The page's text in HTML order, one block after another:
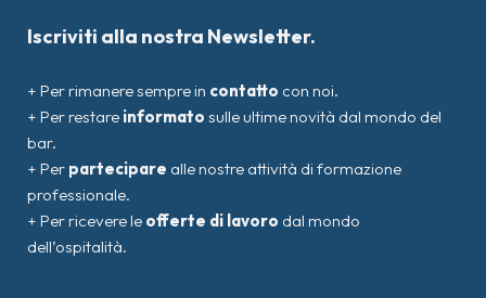
Iscriviti alla nostra Newsletter.
+ Per rimanere sempre in contatto con noi.
+ Per restare informato sulle ultime novità dal mondo del
bar.
+ Per partecipare alle nostre attività di formazione
professionale.
+ Per ricevere le offerte di lavoro dal mondo
dell’ospitalità.